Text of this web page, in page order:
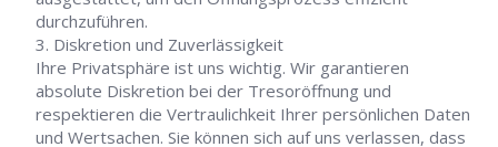
durchzuführen.
Diskretion und Zuverlässigkeit
Ihre Privatsphäre ist uns wichtig. Wir garantieren
absolute Diskretion bei der Tresoröffnung und
respektieren die Vertraulichkeit Ihrer persönlichen Daten
und Wertsachen. Sie können sich auf uns verlassen, dass